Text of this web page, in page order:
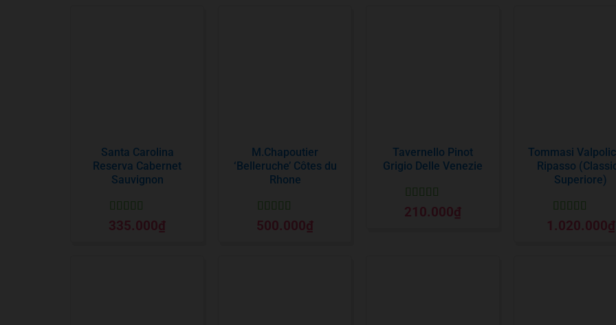
Santa Carolina
Reserva Cabernet
Sauvignon
Được xếp
hạng55 sao
335.000₫
M.Chapoutier
‘Belleruche’ Côtes du
Rhone
Được xếp
hạng55 sao
500.000₫
Tavernello Pinot
Grigio Delle Venezie
Được xếp
hạng55 sao
210.000₫
Tommasi
Ripasso
Superiore)
Được xếp
hạng55 sao
1.020.000₫